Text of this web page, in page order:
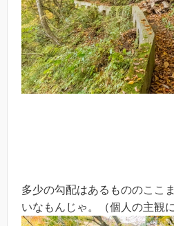
多少の勾配はあるもののここ
いなもんじゃ。（個人の主観に